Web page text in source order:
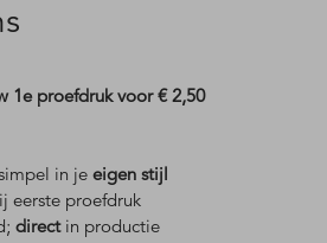
1e proefdruk voor€ 2,50
in je eigen stijl
eerste proefdruk
directin productie